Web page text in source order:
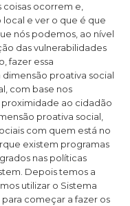
ocorrem e,
e ver o que é que
nós podemos, ao nível
das vulnerabilidades
fazer essa
proativa social
com base nos
ao cidadão
proativa social,
com quem está no
existem programas
nas políticas
Depois temos a
utilizar o Sistema
começar a fazer os